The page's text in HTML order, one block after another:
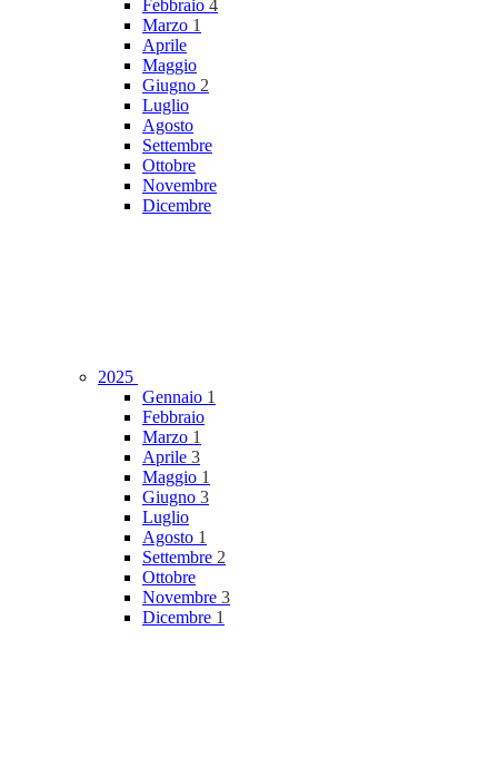
Febbraio 4
Marzo 1
Aprile
Maggio
Giugno 2
Luglio
Agosto
Settembre
Ottobre
Novembre
Dicembre
2025
Gennaio 1
Febbraio
Marzo 1
Aprile 3
Maggio 1
Giugno 3
Luglio
Agosto 1
Settembre 2
Ottobre
Novembre 3
Dicembre 1